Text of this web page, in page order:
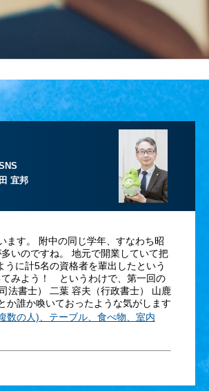
宜邦
す。 附中の同じ学年、すなわち昭
いのですね。 地元で開業していて把
に計5名の資格者を輩出したという
てみよう！ というわけで、第一回の
法書士） 二葉 容夫（行政書士） 山鹿
か誰か喚いておったような気がします